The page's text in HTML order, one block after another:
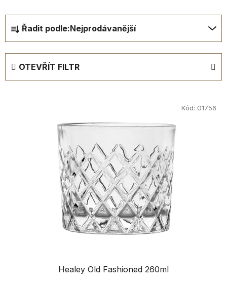
n
Řadit podle:Nejprodávanější
OTEVŘÍT FILTR
Healey Old Fashioned 260ml
Kód: 01756